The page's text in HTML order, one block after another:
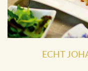
ECHT